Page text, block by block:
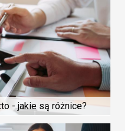
- jakie są różnice?